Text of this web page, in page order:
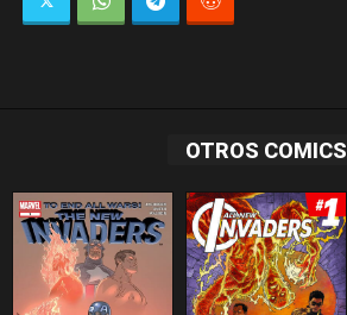
OTROS COMICS